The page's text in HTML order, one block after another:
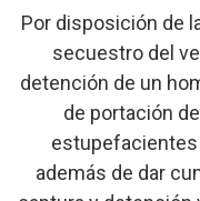
Por disposición de
secuestro del
detención de un
de portación
además de dar